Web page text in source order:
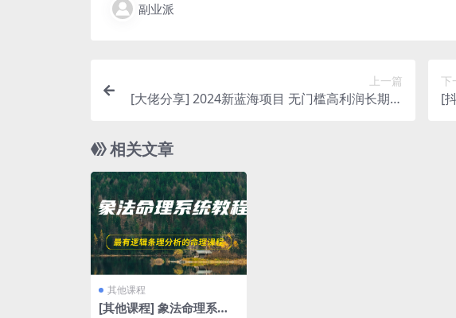
副业派
上一篇
[大佬分享] 2024新蓝海项目 无门槛高利润长期稳
下
[
相关文章
其他课程
[其他课程] 象法命理系统